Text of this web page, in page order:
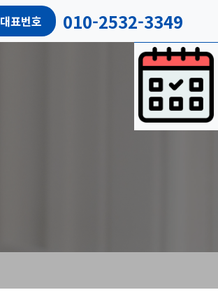
대표번호 010-2532-3349